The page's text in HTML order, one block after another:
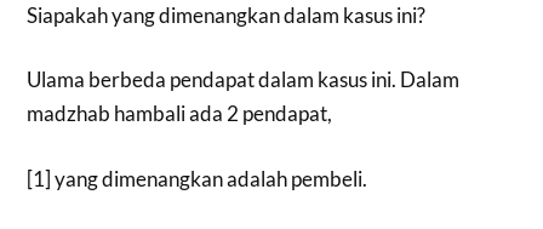
Siapakah yang dimenangkan dalam kasus ini?
Ulama berbeda pendapat dalam kasus ini. Dalam
madzhab hambali ada 2 pendapat,
[1] yang dimenangkan adalah pembeli.